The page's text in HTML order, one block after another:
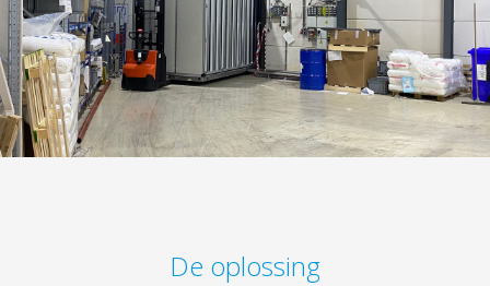
De oplossing